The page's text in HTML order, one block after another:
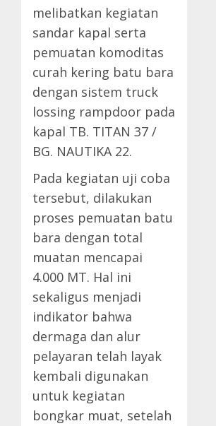
melibatkan kegiatan
sandar kapal serta
pemuatan komoditas
curah kering batu bara
dengan sistem truck
lossing rampdoor pada
kapal TB. TITAN 37 /
BG. NAUTIKA 22.
Pada kegiatan uji coba
tersebut, dilakukan
proses pemuatan batu
bara dengan total
muatan mencapai
4.000 MT. Hal ini
sekaligus menjadi
indikator bahwa
dermaga dan alur
pelayaran telah layak
kembali digunakan
untuk kegiatan
bongkar muat, setelah